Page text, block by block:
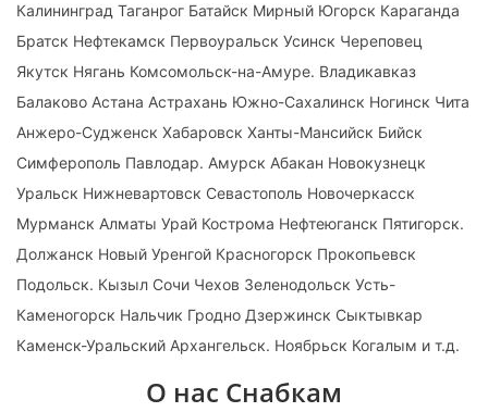
Калининград Таганрог Батайск Мирный Югорск Караганда
Братск Нефтекамск Первоуральск Усинск Череповец
Якутск Нягань Комсомольск-на-Амуре. Владикавказ
Балаково Астана Астрахань Южно-Сахалинск Ногинск Чита
Анжеро-Судженск Хабаровск Ханты-Мансийск Бийск
Симферополь Павлодар. Амурск Абакан Новокузнецк
Уральск Нижневартовск Севастополь Новочеркасск
Мурманск Алматы Урай Кострома Нефтеюганск Пятигорск.
Должанск Новый Уренгой Красногорск Прокопьевск
Подольск. Кызыл Сочи Чехов Зеленодольск Усть-
Каменогорск Нальчик Гродно Дзержинск Сыктывкар
Каменск-Уральский Архангельск. Ноябрьск Когалым и т.д.
О нас Снабкам